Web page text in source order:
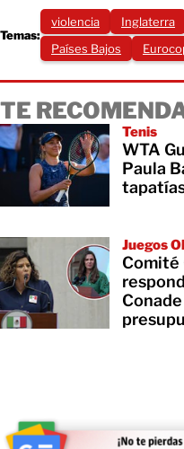
Temas:
violencia Inglaterra
Países Bajos
TE
Tenis
WTA
Paula
Juegos
Comité